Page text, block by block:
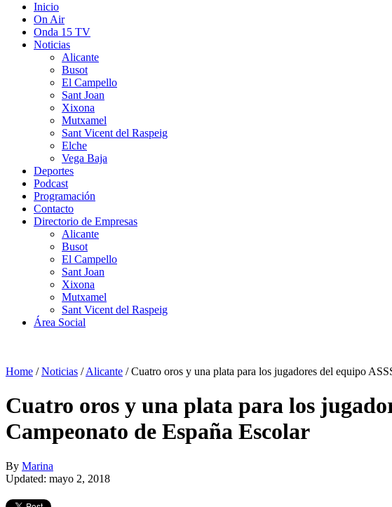
Inicio
On Air
Onda 15 TV
Noticias
Alicante
Busot
El Campello
Sant Joan
Xixona
Mutxamel
Sant Vicent del Raspeig
Elche
Vega Baja
Deportes
Podcast
Programación
Contacto
Directorio de Empresas
Alicante
Busot
El Campello
Sant Joan
Xixona
Mutxamel
Sant Vicent del Raspeig
Área Social
Home /Noticias /Alicante /Cuatro oros y una plata para los jugadores del equipo
Cuatro oros y una plata para los
Campeonato de España Escolar
By Marina
Updated: mayo 2, 2018